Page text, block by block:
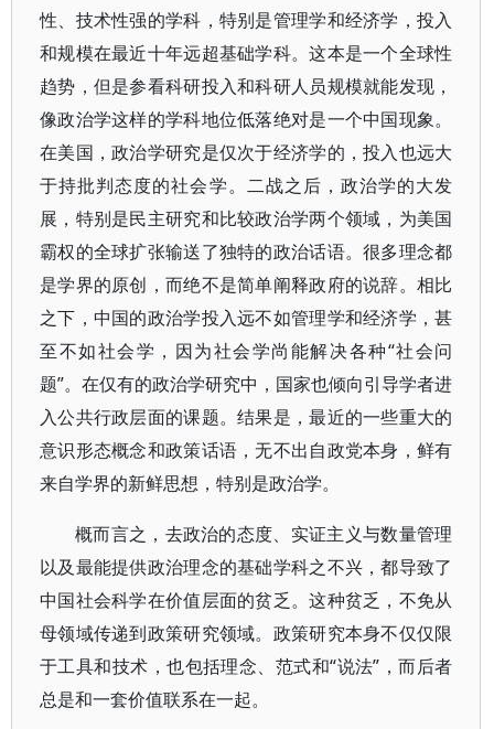
性、技术性强的学科，特别是管理学和经济学，投入
和规模在最近十年远超基础学科。这本是一个全球性
趋势，但是参看科研投入和科研人员规模就能发现，
像政治学这样的学科地位低落绝对是一个中国现象。
在美国，政治学研究是仅次于经济学的，投入也远大
于持批判态度的社会学。二战之后，政治学的大发
展，特别是民主研究和比较政治学两个领域，为美国
霸权的全球扩张输送了独特的政治话语。很多理念都
是学界的原创，而绝不是简单阐释政府的说辞。相比
之下，中国的政治学投入远不如管理学和经济学，甚
至不如社会学，因为社会学尚能解决各种“社会问
题”。在仅有的政治学研究中，国家也倾向引导学者进
入公共行政层面的课题。结果是，最近的一些重大的
意识形态概念和政策话语，无不出自政党本身，鲜有
来自学界的新鲜思想，特别是政治学。
概而言之，去政治的态度、实证主义与数量管理
以及最能提供政治理念的基础学科之不兴，都导致了
中国社会科学在价值层面的贫乏。这种贫乏，不免从
母领域传递到政策研究领域。政策研究本身不仅仅限
于工具和技术，也包括理念、范式和“说法”，而后者
总是和一套价值联系在一起。